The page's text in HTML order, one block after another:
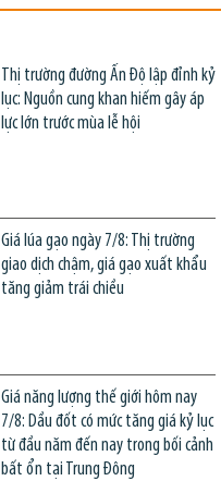
Thị trường đường Ấn Độ lập đỉnh kỷ
lục: Nguồn cung khan hiếm gây áp
lực lớn trước mùa lễ hội
Giá lúa gạo ngày 7/8: Thị trường
giao dịch chậm, giá gạo xuất khẩu
tăng giảm trái chiều
Giá năng lượng thế giới hôm nay
7/8: Dầu đốt có mức tăng giá kỷ lục
từ đầu năm đến nay trong bối cảnh
bất ổn tại Trung Đông